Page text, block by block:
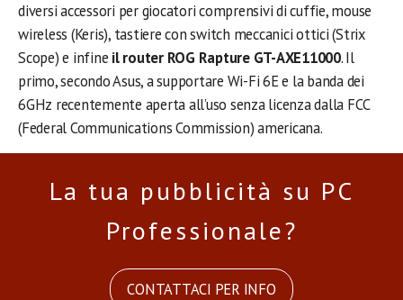
diversi accessori per giocatori comprensivi di cuffie, mouse
wireless (Keris), tastiere con switch meccanici ottici (Strix
Scope) e infine il router ROG Rapture GT-AXE11000. Il
primo, secondo Asus, a supportare Wi-Fi 6E e la banda dei
6GHz recentemente aperta all’uso senza licenza dalla FCC
(Federal Communications Commission) americana.
La tua pubblicità su PC
Professionale?
CONTATTACI PER INFO